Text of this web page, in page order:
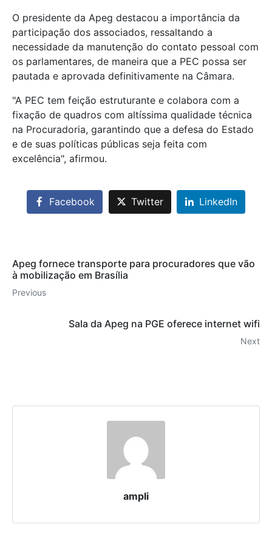
O presidente da Apeg destacou a importância da
participação dos associados, ressaltando a
necessidade da manutenção do contato pessoal com
os parlamentares, de maneira que a PEC possa ser
pautada e aprovada definitivamente na Câmara.
"A PEC tem feição estruturante e colabora com a
fixação de quadros com altíssima qualidade técnica
na Procuradoria, garantindo que a defesa do Estado
e de suas políticas públicas seja feita com
excelência", afirmou.
Facebook Twitter LinkedIn
Apeg fornece transporte para procuradores que vão
à mobilização em Brasília
Previous
Sala da Apeg na PGE oferece internet wifi
Next
ampli